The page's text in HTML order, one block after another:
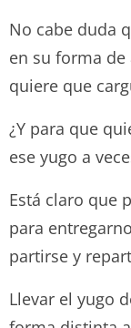
No cabe duda
en su forma de
quiere que
¿Y para que
ese yugo a
Está claro que
para
partirse y
Llevar el yugo